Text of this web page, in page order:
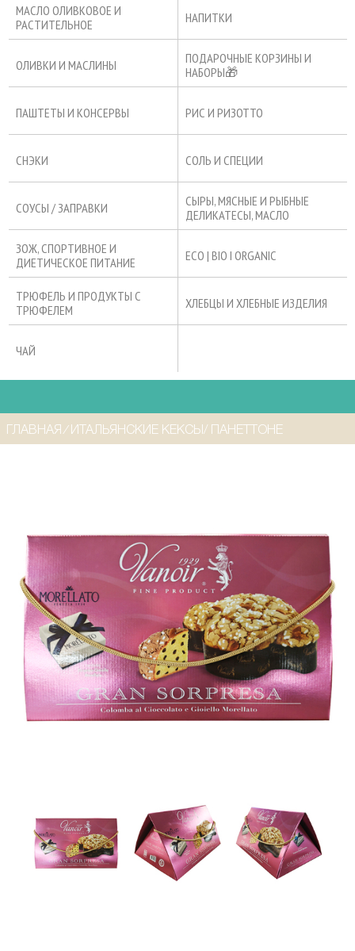
МАСЛО ОЛИВКОВОЕ И
РАСТИТЕЛЬНОЕ
НАПИТКИ
ОЛИВКИ И МАСЛИНЫ
ПОДАРОЧНЫЕ КОРЗИНЫ И
НАБОРЫ🎁
ПАШТЕТЫ И КОНСЕРВЫ РИС И РИЗОТТО
СНЭКИ СОЛЬ И СПЕЦИИ
СОУСЫ / ЗАПРАВКИ
СЫРЫ, МЯСНЫЕ И РЫБНЫЕ
ДЕЛИКАТЕСЫ, МАСЛО
ЗОЖ, СПОРТИВНОЕ И
ДИЕТИЧЕСКОЕ ПИТАНИЕ
ECO | BIO I ORGANIC
ТРЮФЕЛЬ И ПРОДУКТЫ С
ТРЮФЕЛЕМ
ХЛЕБЦЫ И ХЛЕБНЫЕ ИЗДЕЛИЯ
ЧАЙ
ГЛАВНАЯ ⁄ ИТАЛЬЯНСКИЕ КЕКСЫ/ ПАНЕТТОНЕ